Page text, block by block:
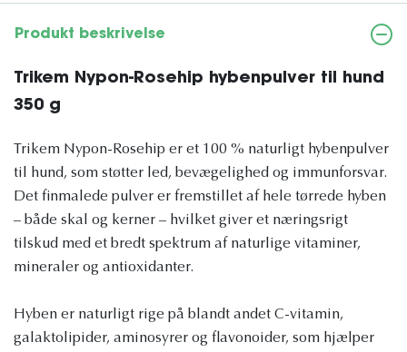
Produkt beskrivelse
Trikem Nypon-Rosehip hybenpulver til hund
350 g
Trikem Nypon-Rosehip er et 100 % naturligt hybenpulver
til hund, som støtter led, bevægelighed og immunforsvar.
Det finmalede pulver er fremstillet af hele tørrede hyben
– både skal og kerner – hvilket giver et næringsrigt
tilskud med et bredt spektrum af naturlige vitaminer,
mineraler og antioxidanter.
Hyben er naturligt rige på blandt andet C-vitamin,
galaktolipider, aminosyrer og flavonoider, som hjælper